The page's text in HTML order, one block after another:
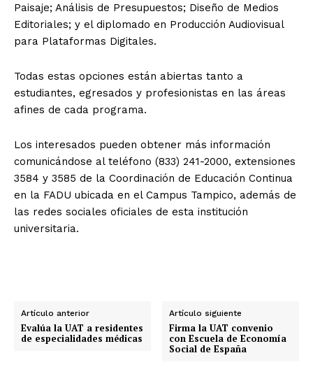
Paisaje; Análisis de Presupuestos; Diseño de Medios
Editoriales; y el diplomado en Producción Audiovisual
para Plataformas Digitales.
Todas estas opciones están abiertas tanto a
estudiantes, egresados y profesionistas en las áreas
afines de cada programa.
Los interesados pueden obtener más información
comunicándose al teléfono (833) 241-2000, extensiones
3584 y 3585 de la Coordinación de Educación Continua
en la FADU ubicada en el Campus Tampico, además de
las redes sociales oficiales de esta institución
universitaria.
Artículo anterior
Evalúa la UAT a residentes
de especialidades médicas
Artículo siguiente
Firma la UAT convenio
con Escuela de Economía
Social de España